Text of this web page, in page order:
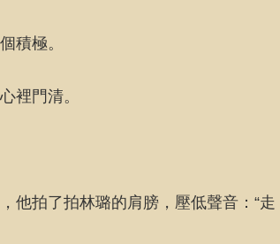
積極。
裡門清。
他拍了拍林璐的肩膀，壓低聲音：“走